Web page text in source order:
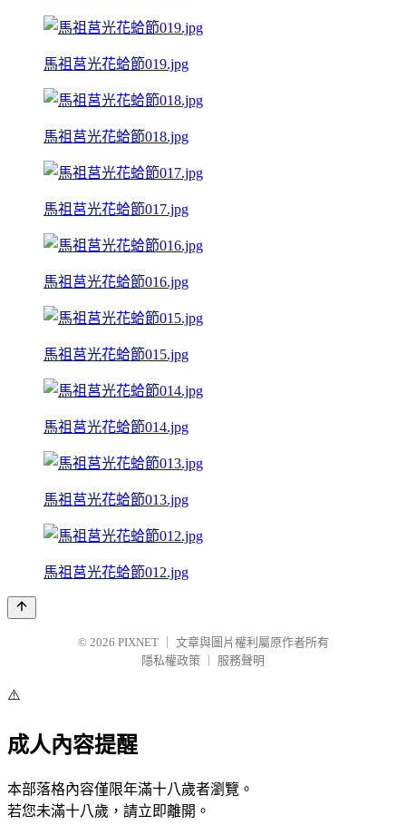
馬祖莒光花蛤節019.jpg
馬祖莒光花蛤節018.jpg
馬祖莒光花蛤節017.jpg
馬祖莒光花蛤節016.jpg
馬祖莒光花蛤節015.jpg
馬祖莒光花蛤節014.jpg
馬祖莒光花蛤節013.jpg
馬祖莒光花蛤節012.jpg
© 2026 PIXNET
文章與圖片權利屬原作者所有
隱私權政策
服務聲明
⚠️
成人內容提醒
本部落格內容僅限年滿十八歲者瀏覽。
若您未滿十八歲，請立即離開。